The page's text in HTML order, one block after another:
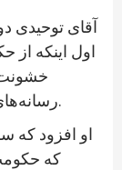
آقای توحیدی
اول اینکه از
خشونت
رسانه‌های آزاد حمایت مالی و معنوی به عمل آورد.
او افزود که
که